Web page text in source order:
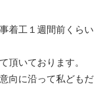
着工１週間前くらい
頂いております。
向に沿って私どもだ